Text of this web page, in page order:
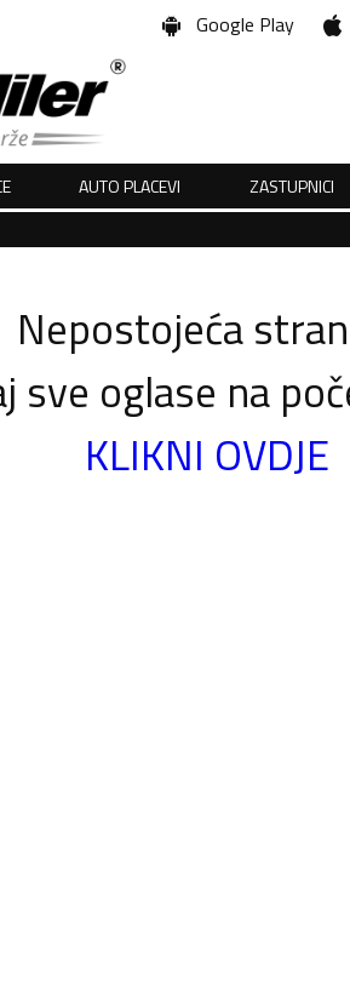
Google Play
AUTO PLACEVI ZASTUPNICI
Nepostojeća
sve oglase na
KLIKNI OVDJE